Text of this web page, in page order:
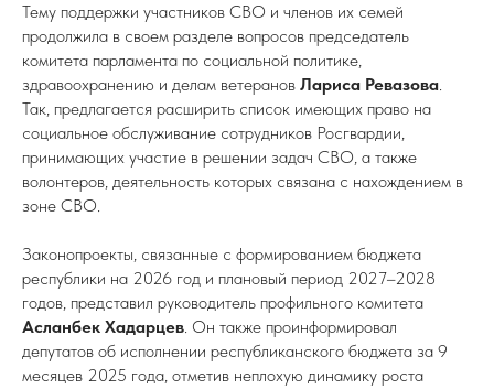
Тему поддержки участников СВО и членов их семей
продолжила в своем разделе вопросов председатель
комитета парламента по социальной политике,
здравоохранению и делам ветеранов Лариса Ревазова.
Так, предлагается расширить список имеющих право на
социальное обслуживание сотрудников Росгвардии,
принимающих участие в решении задач СВО, а также
волонтеров, деятельность которых связана с нахождением в
зоне СВО.
Законопроекты, связанные с формированием бюджета
республики на 2026 год и плановый период 2027–2028
годов, представил руководитель профильного комитета
Асланбек Хадарцев. Он также проинформировал
депутатов об исполнении республиканского бюджета за 9
месяцев 2025 года, отметив неплохую динамику роста